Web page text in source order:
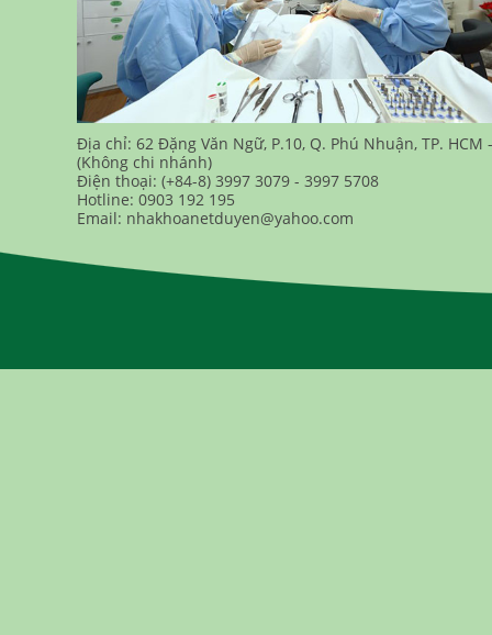
Địa chỉ: 62 Đặng Văn Ngữ, P.10, Q. Phú Nhuận, TP. HCM -
(Không chi nhánh)
Điện thoại: (+84-8) 3997 3079 - 3997 5708
Hotline: 0903 192 195
Email: nhakhoanetduyen@yahoo.com